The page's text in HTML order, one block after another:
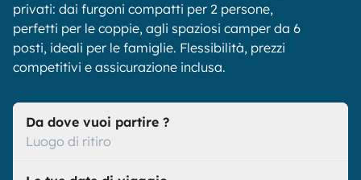
privati: dai furgoni compatti per 2 persone,
perfetti per le coppie, agli spaziosi camper da 6
posti, ideali per le famiglie. Flessibilità, prezzi
competitivi e assicurazione inclusa.
Da dove vuoi partire ?
Luogo di ritiro